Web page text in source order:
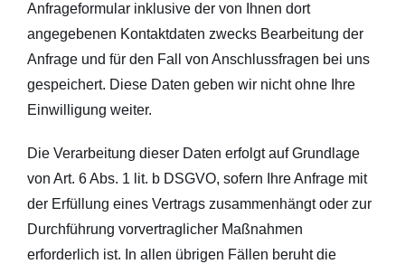
Anfrageformular inklusive der von Ihnen dort
angegebenen Kontaktdaten zwecks Bearbeitung der
Anfrage und für den Fall von Anschlussfragen bei uns
gespeichert. Diese Daten geben wir nicht ohne Ihre
Einwilligung weiter.
Die Verarbeitung dieser Daten erfolgt auf Grundlage
von Art. 6 Abs. 1 lit. b DSGVO, sofern Ihre Anfrage mit
der Erfüllung eines Vertrags zusammenhängt oder zur
Durchführung vorvertraglicher Maßnahmen
erforderlich ist. In allen übrigen Fällen beruht die